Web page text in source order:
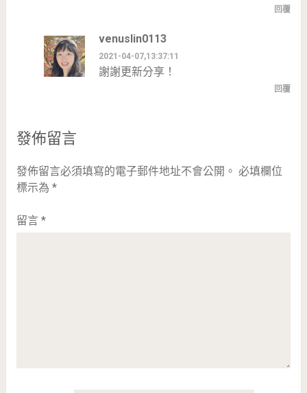
回覆
venuslin0113
2021-04-07,13:37:11
謝謝更新分享！
回覆
發佈留言
發佈留言必須填寫的電子郵件地址不會公開。 必填欄位
標示為 *
留言 *